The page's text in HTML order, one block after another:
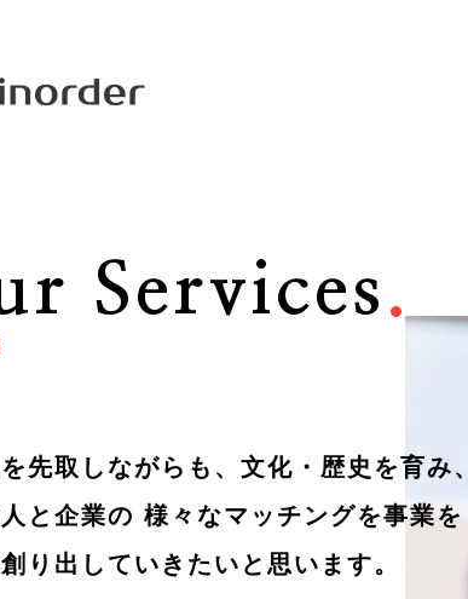
Services.
先取しながらも、文化・歴史を育み、
と企業の 様々なマッチングを事業を
り出していきたいと思います。